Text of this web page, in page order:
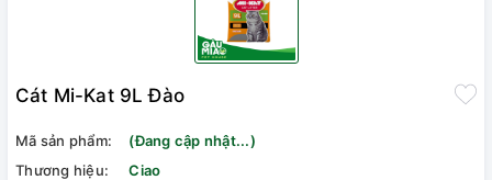
Cát Mi-Kat 9L Đào
Mã sản phẩm:
(Đang cập nhật...)
Thương hiệu:
Ciao